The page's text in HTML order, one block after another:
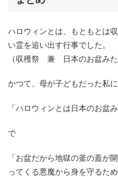
ハロウィンとは、もともとは
い霊を追い出す行事でした。
（収穫祭 兼 日本のお盆みた
かつて、母が子どもだった私
「ハロウィンとは日本のお盆
で
「お盆だから地獄の釜の蓋が
ってくる悪魔から身を守るた